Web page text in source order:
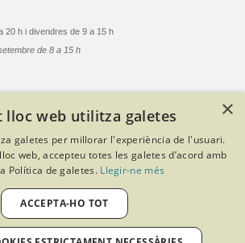
20 h i divendres de 9 a 15 h
de 8 a 15 h
i Infermers de Barcelona
Política de cookies
Avís legal
dades
Política de qualitat
Desenvolupat amb Softeng Portal Builder
×
lloc web utilitza galetes
galetes per millorar l'experiència de l'usuari.
web, accepteu totes les galetes d’acord amb
Política de galetes. Llegir-ne més
ACCEPTA-HO TOT